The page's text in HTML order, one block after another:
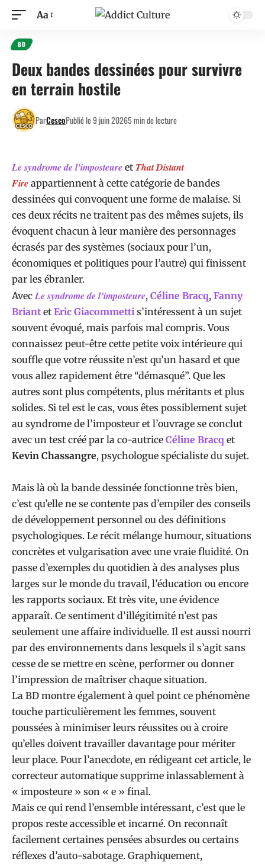
Aa
BD
Deux bandes dessinées pour survivre
en terrain hostile
ParCescoPublié le 9 juin 20265 min de lecture
Le syndrome de l’imposteure et That Distant
Fire appartiennent à cette catégorie de bandes
dessinées qui convoquent une forme de malaise. Si
ces deux récits ne traitent pas des mêmes sujets, ils
évoquent chacun à leur manière des personnages
écrasés par des systèmes (sociaux pour l’un,
économiques et politiques pour l’autre) qui finissent
par les ébranler.
AvecLe syndrome de l’imposteure, Céline Bracq, Fanny
Briant et Eric Giacommetti s’intéressent à un sujet
souvent évoqué, mais parfois mal compris. Vous
connaissez peut-être cette petite voix intérieure qui
souffle que votre réussite n’est qu’un hasard et que
vous allez rapidement être “démasqué”. Que les
autres sont plus compétents, plus méritants et plus
solides. Si tel est le cas, vous êtes possiblement sujet
au syndrome de l’imposteur et l’ouvrage se conclut
avec un test créé par la co-autrice Céline Bracq et
Kevin Chassangre, psychologue spécialiste du sujet.
Mais là où la bande dessinée fonctionne très bien,
c’est qu’elle ne se contente pas d’empiler des conseils
de développement personnel ou des définitions
psychologiques. Le récit mélange humour, situations
concrètes et vulgarisation avec une vraie fluidité. On
passe d’exemples du quotidien à des analyses plus
larges sur le monde du travail, l’éducation ou encore
les rapports sociaux. Et très vite, une évidence
apparaît. Ce sentiment d’illégitimité n’est pas
seulement une affaire individuelle. Il est aussi nourri
par des environnements dans lesquels il s’agit sans
cesse de se mettre en scène, performer ou donner
l’impression de maîtriser chaque situation.
La BD montre également à quel point ce phénomène
touche particulièrement les femmes, souvent
poussées à minimiser leurs réussites ou à croire
qu’elles doivent travailler davantage pour mériter
leur place. Pour l’anecdote, en rédigeant cet article, le
correcteur automatique supprime inlassablement à
« imposteure » son « e » final.
Mais ce qui rend l’ensemble intéressant, c’est que le
propos reste accessible et incarné. On reconnaît
facilement certaines pensées absurdes ou certains
réflexes d’auto-sabotage. Graphiquement,